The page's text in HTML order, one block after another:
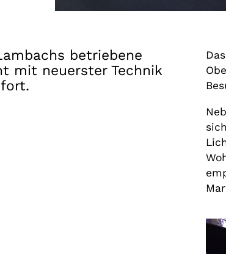
betriebene
mit neuerster Technik